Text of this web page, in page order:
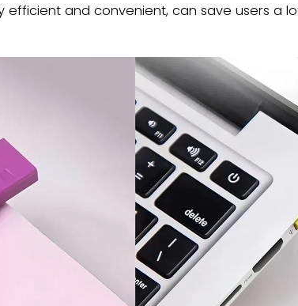
and convenient, can save users a